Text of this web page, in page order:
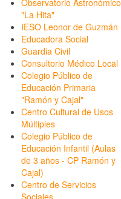
"La Hita"
IESO Leonor de Guzmán
Educadora Social
Guardia Civil
Consultorio Médico Local
Colegio Público de
Educación Primaria
"Ramón y Cajal"
Centro Cultural de Usos
Múltiples
Colegio Público de
Educación Infantil (Aulas
de 3 años - CP Ramón y
Cajal)
Centro de Servicios
Sociales